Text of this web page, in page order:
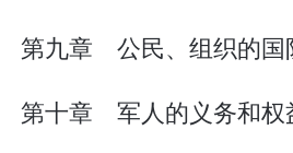
第九章 公民、组织的国
第十章 军人的义务和权